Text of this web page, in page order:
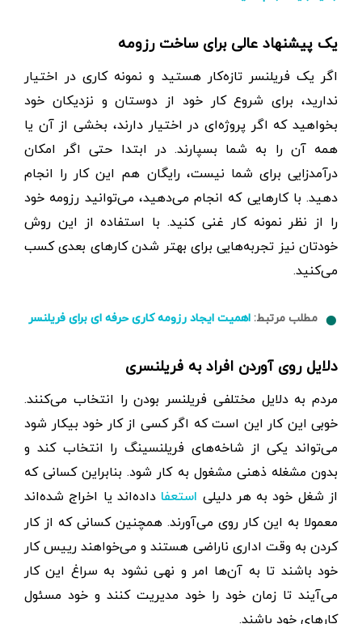
یک پیشنهاد عالی برای ساخت رزومه
اگر یک فریلنسر تازه‌کار هستید و نمونه کاری در اختیار
ندارید، برای شروع کار خود از دوستان و نزدیکان خود
بخواهید که اگر پروژه‌ای در اختیار دارند، بخشی از آن یا
همه‌ آن را به شما بسپارند. در ابتدا حتی اگر امکان
درآمدزایی برای شما نیست، رایگان هم این کار را انجام
دهید. با کارهایی که انجام می‌دهید، می‌توانید رزومه‌ خود
را از نظر نمونه کار غنی کنید. با استفاده از این روش
خودتان نیز تجربه‌هایی برای بهتر شدن کار‌های بعدی کسب
می‌کنید.
مطلب مرتبط: اهمیت ایجاد رزومه کاری حرفه ای برای فریلنسر
دلایل روی آوردن افراد به فریلنسری
مردم به دلایل مختلفی فریلنسر بودن را انتخاب می‌کنند.
خوبی این کار این است که اگر کسی از کار خود بیکار شود
می‌تواند یکی از شاخه‌های فریلنسینگ را انتخاب کند و
بدون مشغله ذهنی مشغول به کار شود. بنابراین کسانی که
از شغل خود به هر دلیلی استعفا داده‌اند یا اخراج شده‌اند
معمولا به این کار روی می‌آورند. همچنین کسانی که از کار
کردن به وقت اداری ناراضی هستند و می‌خواهند رییس کار
خود باشند تا به آن‌ها امر و نهی نشود به سراغ این کار
می‌آیند تا زمان خود را خود مدیریت کنند و خود مسئول
کار‌های خود باشند.